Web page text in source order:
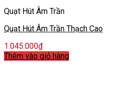
Quạt Hút Âm Trần
Quạt Hút Âm Trần Thạch Cao
1.045.000₫
Thêm vào giỏ hàng